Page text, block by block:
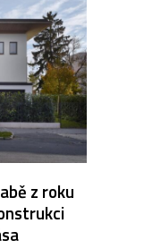
z roku